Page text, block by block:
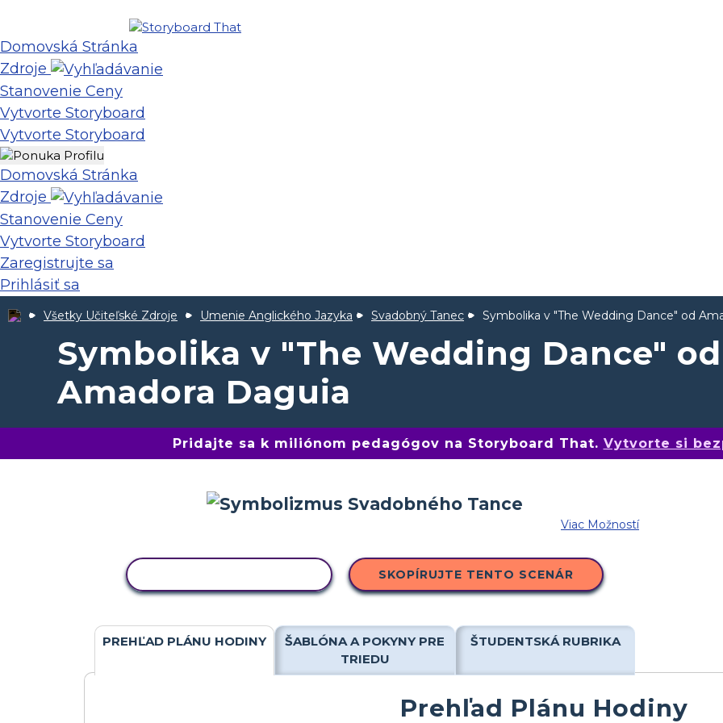
Domovská Stránka
Zdroje
Stanovenie Ceny
Vytvorte Storyboard
Vytvorte Storyboard
Domovská Stránka
Zdroje
Stanovenie Ceny
Vytvorte Storyboard
Zaregistrujte sa
Prihlásiť sa
Všetky Učiteľské Zdroje Umenie Anglického Jazyka Svadobný Tanec Symbolika v "The Wedding Dance" od
Symbolika v "The Wedding Dance" od
Amadora Daguia
Pridajte sa k miliónom pedagógov na Storyboard That. Vytvorte si
Viac Možností
SKOPÍRUJTE TENTO SCENÁR
PREHĽAD PLÁNU HODINY
ŠABLÓNA A POKYNY PRE
TRIEDU
ŠTUDENTSKÁ RUBRIKA
Prehľad Plánu Hodiny